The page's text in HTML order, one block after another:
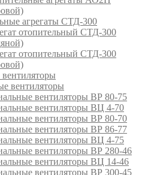
агрегаты СТД-300
отопительный СТД-300
отопительный СТД-300
вентиляторы
вентиляторы ВР 80-75
вентиляторы ВЦ 4-70
вентиляторы ВР 80-70
вентиляторы ВР 86-77
вентиляторы ВЦ 4-75
вентиляторы ВР 280-46
вентиляторы ВЦ 14-46
вентиляторы ВР 300-45